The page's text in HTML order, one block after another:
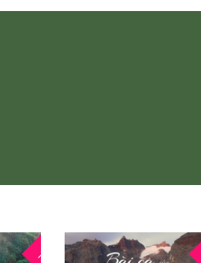
26